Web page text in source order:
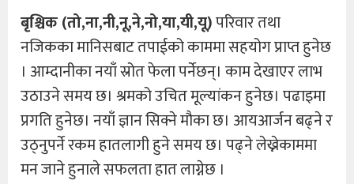
बृश्चिक (तो,ना,नी,नू,ने,नो,या,यी,यू)परिवार तथा
नजिकका मानिसबाट तपाईको काममा सहयोग प्राप्त हुनेछ
। आम्दानीका नयाँ स्रोत फेला पर्नेछन्। काम देखाएर लाभ
उठाउने समय छ। श्रमको उचित मूल्यांकन हुनेछ। पढाइमा
प्रगति हुनेछ। नयाँ ज्ञान सिक्ने मौका छ। आयआर्जन बढ्ने र
उठ्नुपर्ने रकम हातलागी हुने समय छ। पढ्ने लेख्नेकाममा
मन जाने हुनाले सफलता हात लाग्नेछ ।